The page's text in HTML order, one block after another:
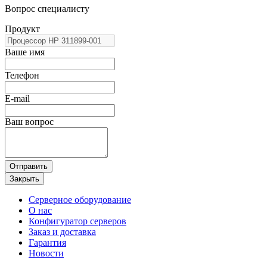
Вопрос специалисту
Продукт
Ваше имя
Телефон
E-mail
Ваш вопрос
Отправить
Закрыть
Серверное оборудование
О нас
Конфигуратор серверов
Заказ и доставка
Гарантия
Новости